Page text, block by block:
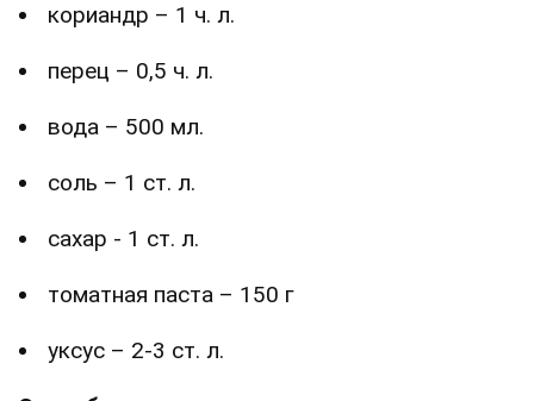
кориандр – 1 ч. л.
перец – 0,5 ч. л.
вода – 500 мл.
соль – 1 ст. л.
сахар - 1 ст. л.
томатная паста – 150 г
уксус – 2-3 ст. л.